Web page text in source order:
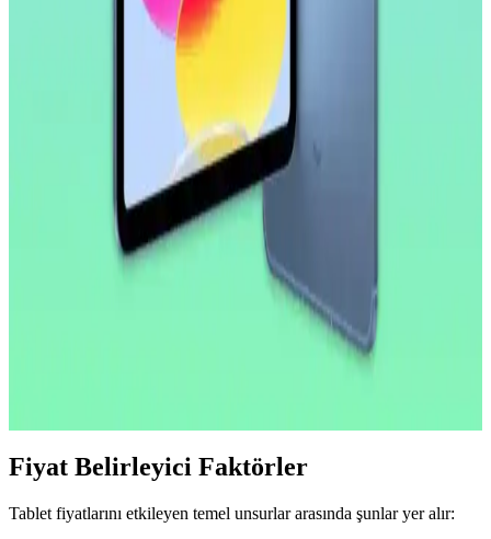
Huawei MatePad 10.4 uyumlu nano esnek cam ekran koruyucu,
yüksek dayanıklılık ve şeffaflık sağlar, kolay uygulama ve iyi
Apple iPad Pro'da Donanım Sınırlı, Yazılım
Geliştirmeleri Öncelikli Yaklaşım
Apple, iPad Pro'da donanım yeniliklerini sınırlarken, yazılım
tarafında profesyonel kullanıcılar için iPadOS deneyimini
geliştirmeye odaklanıyor. Bu strateji cihazın potansiyelini artırmayı
2026 İlk Yarısında A18 Çipli Yeni iPad Modeli ve
2026'nın ilk yarısında çıkacak yeni iPad modeli A18 çip ve 8 GB
RAM ile performansını artırıyor. OLED ekran ve ProMotion
Fiyat Belirleyici Faktörler
Tablet fiyatlarını etkileyen temel unsurlar arasında şunlar yer alır: